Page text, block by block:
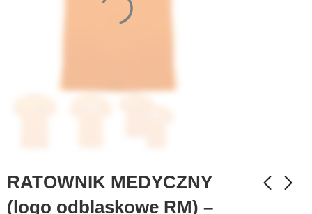
RATOWNIK MEDYCZNY
(logo odblaskowe RM) –